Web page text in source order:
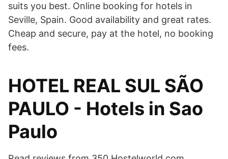
suits you best. Online booking for hotels in
Seville, Spain. Good availability and great rates.
Cheap and secure, pay at the hotel, no booking
fees.
HOTEL REAL SUL SÃO
PAULO - Hotels in Sao
Paulo